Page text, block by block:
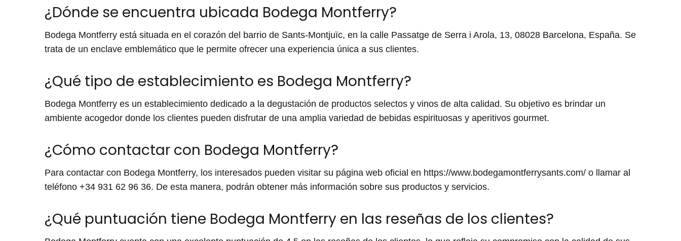
¿Dónde se encuentra ubicada Bodega Montferry?
Bodega Montferry está situada en el corazón del barrio de Sants-Montjuïc, en la calle Passatge de Serra i Arola, 13, 08028 Barcelona, España. Se
trata de un enclave emblemático que le permite ofrecer una experiencia única a sus clientes.
¿Qué tipo de establecimiento es Bodega Montferry?
Bodega Montferry es un establecimiento dedicado a la degustación de productos selectos y vinos de alta calidad. Su objetivo es brindar un
ambiente acogedor donde los clientes pueden disfrutar de una amplia variedad de bebidas espirituosas y aperitivos gourmet.
¿Cómo contactar con Bodega Montferry?
Para contactar con Bodega Montferry, los interesados pueden visitar su página web oficial en https://www.bodegamontferrysants.com/ o llamar al
teléfono +34 931 62 96 36. De esta manera, podrán obtener más información sobre sus productos y servicios.
¿Qué puntuación tiene Bodega Montferry en las reseñas de los clientes?